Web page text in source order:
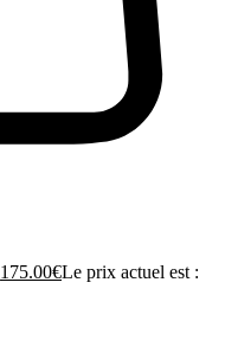
175.00€Le prix actuel est :